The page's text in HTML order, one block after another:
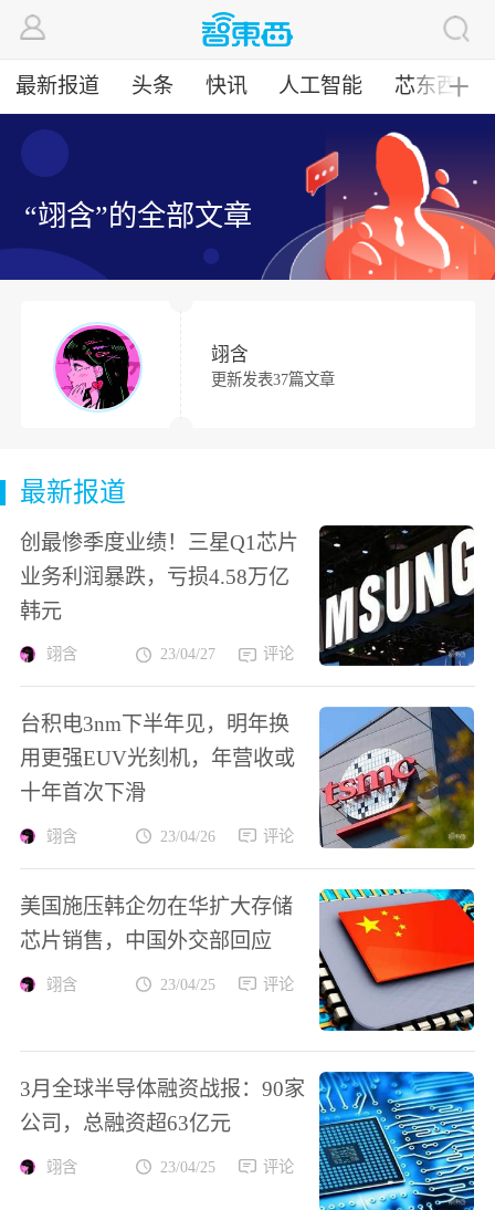
最新报道 头条 快讯 人工智能 芯东西╋
“翊含”的全部文章
翊含
更新发表37篇文章
最新报道
创最惨季度业绩！三星Q1芯片
业务利润暴跌，亏损4.58万亿
韩元
翊含 23/04/27 评论
台积电3nm下半年见，明年换
用更强EUV光刻机，年营收或
十年首次下滑
翊含 23/04/26 评论
美国施压韩企勿在华扩大存储
芯片销售，中国外交部回应
翊含 23/04/25 评论
3月全球半导体融资战报：90家
公司，总融资超63亿元
翊含 23/04/25 评论